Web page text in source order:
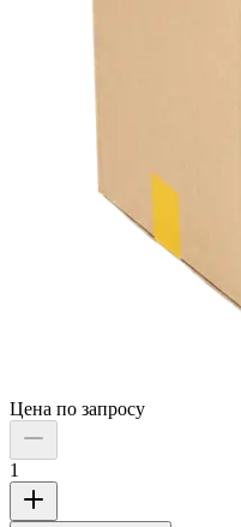
Цена по запросу
1